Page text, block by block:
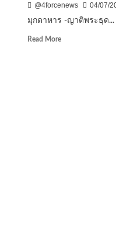
@4forcenews
04/07/
มุกดาหาร -ญาติพระธุด...
Read MoreRead